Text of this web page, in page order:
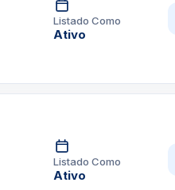
Listado Como
Ativo
Listado Como
Ativo